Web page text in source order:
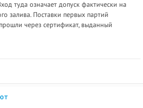
туда означает допуск фактически на
залива. Поставки первых партий
через сертификат, выданный